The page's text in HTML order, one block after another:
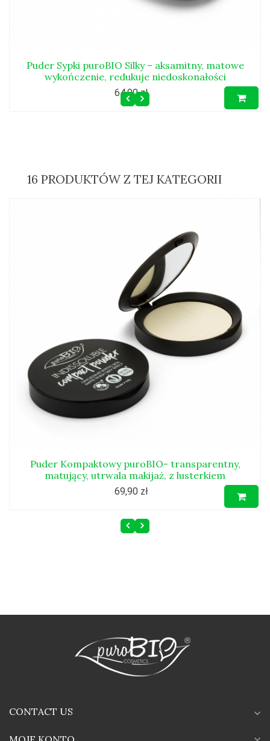
Puder Sypki puroBIO Silky – aksamitny, matowe
wykończenie, redukuje niedoskonałości
64,90 zł
16 PRODUKTÓW Z TEJ KATEGORII
Puder Kompaktowy puroBIO- transparentny,
matujący, utrwala makijaż, z lusterkiem
69,90 zł
CONTACT US expand_more